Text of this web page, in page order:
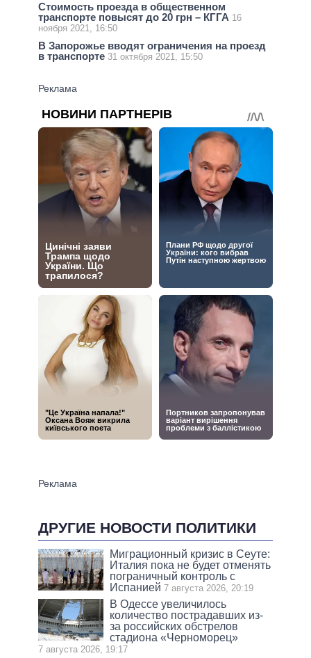
Стоимость проезда в общественном
транспорте повысят до 20 грн – КГГА 16
ноября 2021, 16:50
В Запорожье вводят ограничения на проезд
в транспорте 31 октября 2021, 15:50
ДРУГИЕ НОВОСТИ ПОЛИТИКИ
Миграционный кризис в Сеуте:
Италия пока не будет отменять
пограничный контроль с
Испанией 7 августа 2026, 20:19
В Одессе увеличилось
количество пострадавших из-
за российских обстрелов
стадиона «Черноморец»
7 августа 2026, 19:17